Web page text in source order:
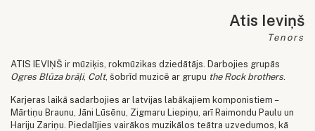
Atis Ieviņš
Tenors
ATIS IEVIŅŠ ir mūziķis, rokmūzikas dziedātājs. Darbojies grupās
Ogres Blūza brāļi, Colt, šobrīd muzicē ar grupu the Rock brothers
Karjeras laikā sadarbojies ar latvijas labākajiem komponistiem –
Mārtiņu Braunu, Jāni Lūsēnu, Zigmaru Liepiņu, arī Raimondu Paulu un
Hariju Zariņu. Piedalījies vairākos muzikālos teātra uzvedumos, kā